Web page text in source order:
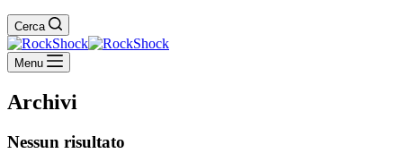
Cerca
Menu
Archivi
Nessun risultato